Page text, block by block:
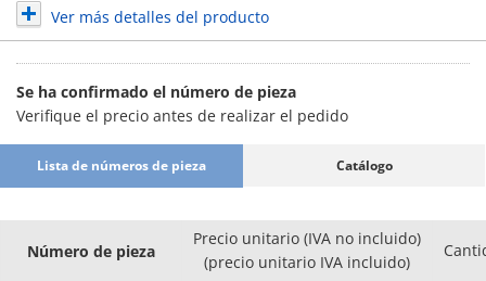
Ver más detalles del producto
Se ha confirmado el número de pieza
Verifique el precio antes de realizar el pedido
Lista de números de pieza Catálogo
Número de pieza
Precio unitario (IVA no incluido)
(precio unitario IVA incluido)